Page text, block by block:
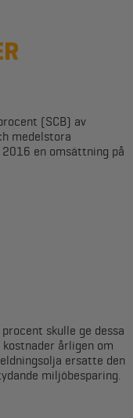
(SCB) av
medelstora
en omsättning på
skulle ge dessa
årligen om
ersatte den
miljöbesparing.